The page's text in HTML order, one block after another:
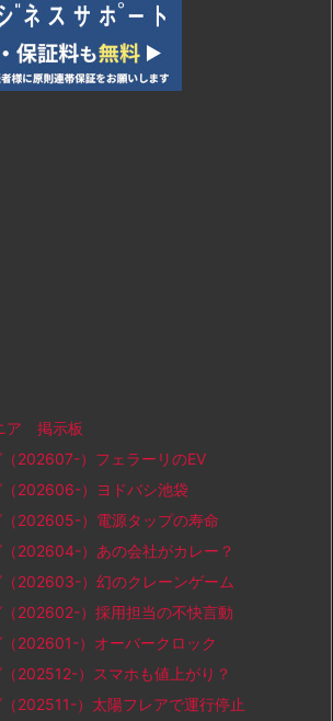
ア 掲示板
202607-）フェラーリのEV
202606-）ヨドバシ池袋
202605-）電源タップの寿命
202604-）あの会社がカレー？
202603-）幻のクレーンゲーム
202602-）採用担当の不快言動
202601-）オーバークロック
202512-）スマホも値上がり？
202511-）太陽フレアで運行停止